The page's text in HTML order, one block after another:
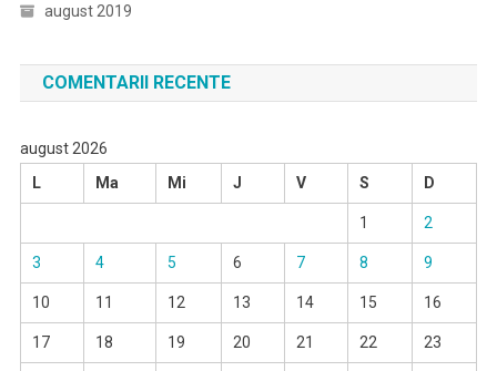
august 2019
COMENTARII RECENTE
august 2026
L
Ma Mi J V S D
1 2
3 4 5 6 7 8 9
10 11 12 13 14 15 16
17 18 19 20 21 22 23